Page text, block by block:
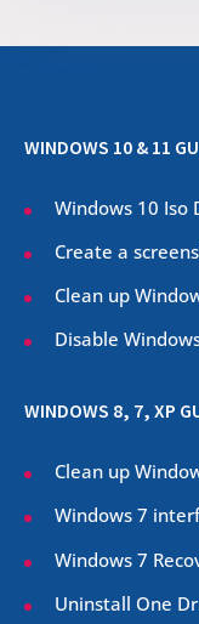
WINDOWS 10 & 11
Windows 10 Iso
Create a
Clean up
Disable
WINDOWS 8, 7, XP
Clean up
Windows 7
Windows 7
Uninstall One